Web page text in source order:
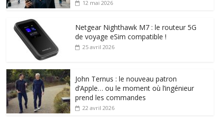
12 mai 2026
Netgear Nighthawk M7 : le routeur 5G
de voyage eSim compatible !
25 avril 2026
John Ternus : le nouveau patron
d’Apple… ou le moment où l’ingénieur
prend les commandes
22 avril 2026